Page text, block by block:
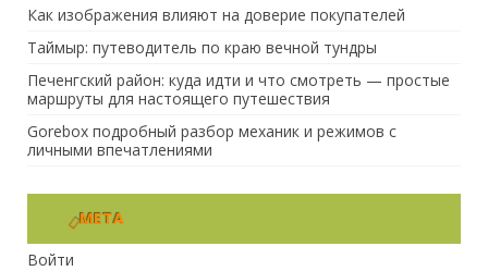
Как изображения влияют на доверие покупателей
Таймыр: путеводитель по краю вечной тундры
Печенгский район: куда идти и что смотреть — простые
маршруты для настоящего путешествия
Gorebox подробный разбор механик и режимов с
личными впечатлениями
МЕТА
Войти